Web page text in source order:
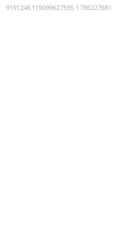
9191246119099627595:1786227681